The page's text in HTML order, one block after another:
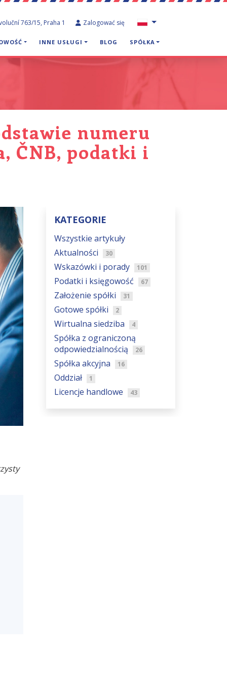
INNE USŁUGI BLOG SPÓŁKA
763/15, Praha 1 Zalogować się
numeru
ČNB, podatki i
KATEGORIE
Wszystkie artykuły
Aktualności
30
Wskazówki i porady 101
Podatki i księgowość 67
Założenie spółki 31
Gotowe spółki 2
Wirtualna siedziba 4
Spółka z ograniczoną
odpowiedzialnością
26
Spółka akcyjna 16
Oddział 1
Licencje handlowe 43